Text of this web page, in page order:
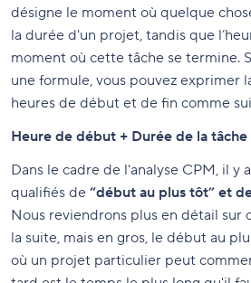
désigne le moment où quelque
la durée d'un projet, tandis que
moment où cette tâche se termine.
une formule, vous pouvez exprimer
heures de début et de fin comme
Heure de début + Durée de la
Dans le cadre de l'analyse CPM, il y
qualifiés de “début au plus tôt” et
Nous reviendrons plus en détail sur
la suite, mais en gros, le début au
où un projet particulier peut